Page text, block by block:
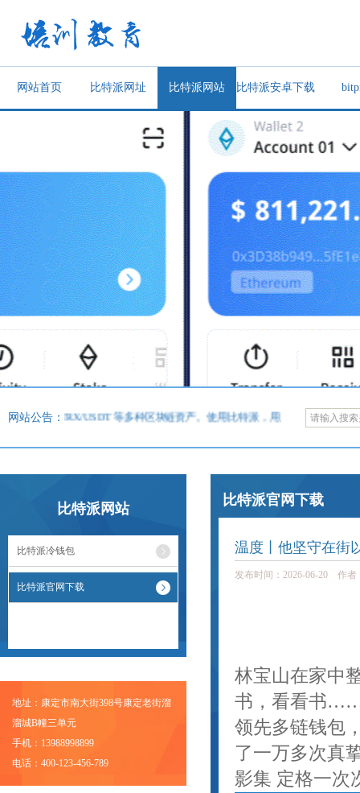
网站首页 比特派网址 比特派网站 比特派安卓下载
网站公告：
ETH/TRX/USDT 等多种区块链资产。使用比特派，用户可以在方便的使
比特派网站
比特派冷钱包
比特派官网下载
地址：康定市南大街398号康定老街溜
溜城B幢三单元
手机：13988998899
电话：400-123-456-789
比特派官网下载
温度丨他坚守在街
发布时间：2026-06-20 作
林宝山在家中
书，看看书
领先多链钱包
了一万多次真
影集 定格一次